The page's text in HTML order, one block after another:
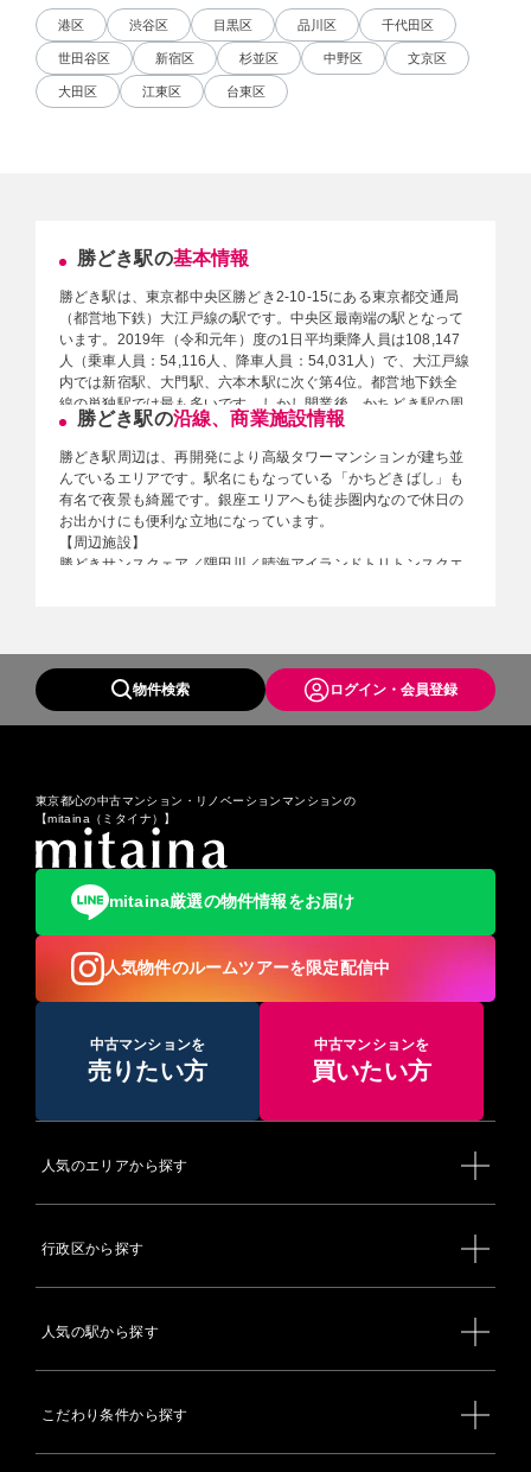
港区 渋谷区 目黒区 品川区 千代田区
世田谷区 新宿区 杉並区 中野区 文京区
大田区 江東区 台東区
勝どき駅の基本情報
勝どき駅は、東京都中央区勝どき2-10-15にある東京都交通局
（都営地下鉄）大江戸線の駅です。中央区最南端の駅となって
います。2019年（令和元年）度の1日平均乗降人員は108,147
人（乗車人員：54,116人、降車人員：54,031人）で、大江戸線
内では新宿駅、大門駅、六本木駅に次ぐ第4位。都営地下鉄全
線の単独駅では最も多いです。しかし開業後、かちどき駅の周
辺地区である晴海や勝どきなどで高層マンションやオフィスビ
ルなどの大規模開発が行われました。特に2001年4月に晴海ア
イランドトリトンスクエアが開業すると、その最寄駅である勝
どき駅の乗降人員が大きく増加し、開業から2年後の2002年度
に乗降人員が6万人を越えました。
勝どき駅の沿線、商業施設情報
勝どき駅周辺は、再開発により高級タワーマンションが建ち並
んでいるエリアです。駅名にもなっている「かちどきばし」も
有名で夜景も綺麗です。銀座エリアへも徒歩圏内なので休日の
お出かけにも便利な立地になっています。
【周辺施設】
勝どきサンスクェア／隅田川／晴海アイランドトリトンスクエ
※更新日：2021年8月11日
物件検索 ログイン・会員登録
東京都心の中古マンション・リノベーションマンションの
【mitaina（ミタイナ）】
mitaina厳選の物件情報をお届け
人気物件のルームツアーを限定配信中
中古マンションを
売りたい方
中古マンションを
買いたい方
人気のエリアから探す
行政区から探す
人気の駅から探す
こだわり条件から探す